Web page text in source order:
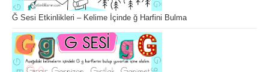
Ğ Sesi Etkinlikleri – Kelime İçinde ğ Harfini Bulma